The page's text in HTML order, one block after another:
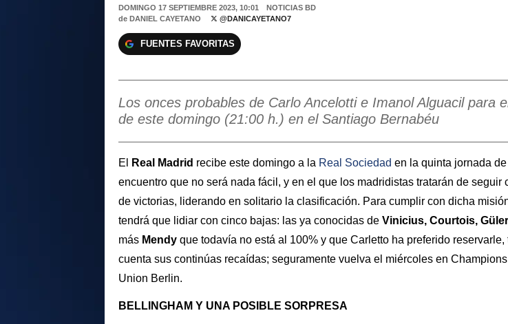
DOMINGO 17 SEPTIEMBRE 2023, 10:01
NOTICIAS BD
de DANIEL CAYETANO @DANICAYETANO7
FUENTES FAVORITAS
Los onces probables de Carlo Ancelotti e Imanol Alguacil para
de este domingo (21:00 h.) en el Santiago Bernabéu
El Real Madrid recibe este domingo a la Real Sociedad en la quinta jornada de
encuentro que no será nada fácil, y en el que los madridistas tratarán de seguir
de victorias, liderando en solitario la clasificación. Para cumplir con dicha
tendrá que lidiar con cinco bajas: las ya conocidas de Vinicius, Courtois, Güler
más Mendy que todavía no está al 100% y que Carletto ha preferido reservarle,
cuenta sus continúas recaídas; seguramente vuelva el miércoles en Champions
Union Berlin.
BELLINGHAM Y UNA POSIBLE SORPRESA